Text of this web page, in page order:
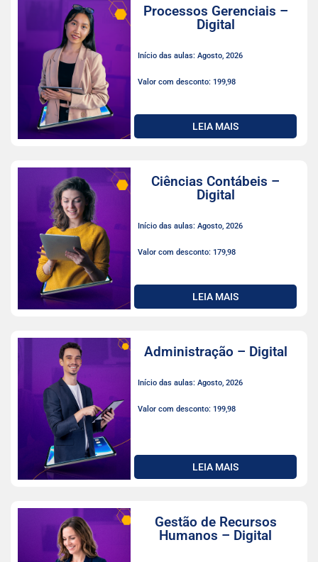
Processos Gerenciais –
Digital
Início das aulas: Agosto, 2026
Valor com desconto: 199,98
LEIA MAIS
Ciências Contábeis –
Digital
Início das aulas: Agosto, 2026
Valor com desconto: 179,98
LEIA MAIS
Administração – Digital
Início das aulas: Agosto, 2026
Valor com desconto: 199,98
LEIA MAIS
Gestão de Recursos
Humanos – Digital